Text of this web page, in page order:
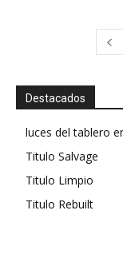
Destacados
luces del tablero
Titulo Salvage
Titulo Limpio
Titulo Rebuilt